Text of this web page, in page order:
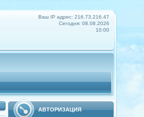
Ваш IP адрес: 216.73.216.47
Сегодня: 08.08.2026
10:00
АВТОРИЗАЦИЯ